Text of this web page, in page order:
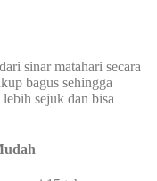
sinar matahari secara
bagus sehingga
sejuk dan bisa